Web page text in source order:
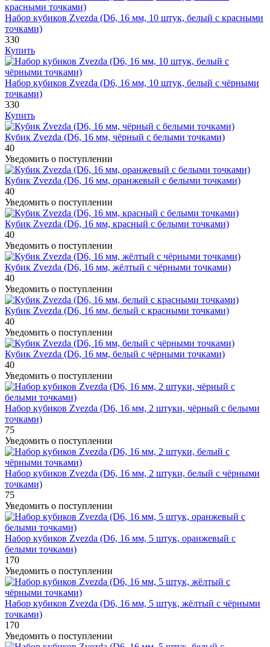
Набор кубиков Zvezda (D6, 16 мм, 10 штук, белый с красными
точками)
330
Купить
Набор кубиков Zvezda (D6, 16 мм, 10 штук, белый с чёрными
точками)
330
Купить
Кубик Zvezda (D6, 16 мм, чёрный с белыми точками)
40
Уведомить о поступлении
Кубик Zvezda (D6, 16 мм, оранжевый с белыми точками)
40
Уведомить о поступлении
Кубик Zvezda (D6, 16 мм, красный с белыми точками)
40
Уведомить о поступлении
Кубик Zvezda (D6, 16 мм, жёлтый с чёрными точками)
40
Уведомить о поступлении
Кубик Zvezda (D6, 16 мм, белый с красными точками)
40
Уведомить о поступлении
Кубик Zvezda (D6, 16 мм, белый с чёрными точками)
40
Уведомить о поступлении
Набор кубиков Zvezda (D6, 16 мм, 2 штуки, чёрный с белыми
точками)
75
Уведомить о поступлении
Набор кубиков Zvezda (D6, 16 мм, 2 штуки, белый с чёрными
точками)
75
Уведомить о поступлении
Набор кубиков Zvezda (D6, 16 мм, 5 штук, оранжевый с
белыми точками)
170
Уведомить о поступлении
Набор кубиков Zvezda (D6, 16 мм, 5 штук, жёлтый с чёрными
точками)
170
Уведомить о поступлении